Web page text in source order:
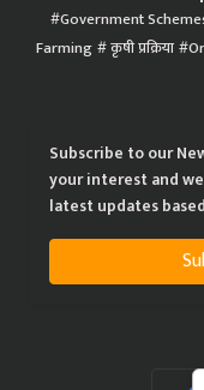
Government
Farming कृषी प्रक्रिया
Subscribe to our
your interest and
latest updates